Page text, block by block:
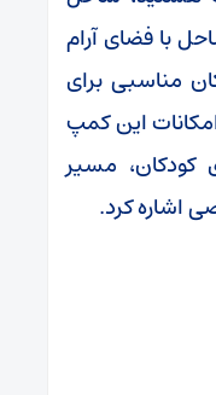
با فضای آرام
مناسبی برای
این کمپ
کودکان، مسیر
اشاره کرد.